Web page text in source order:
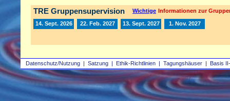
Datenschutz/Nutzung | Satzung | Ethik-Richtlinien | Tagungshäuser | Basis
TRE Gruppensupervision Wichtige Informationen zur
14. Sept. 2026 22. Feb. 2027 13. Sept. 2027 1. Nov. 2027